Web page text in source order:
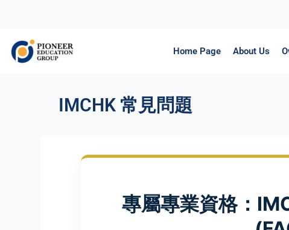
Home Page About Us
IMCHK 常見問題
專屬專業資格：